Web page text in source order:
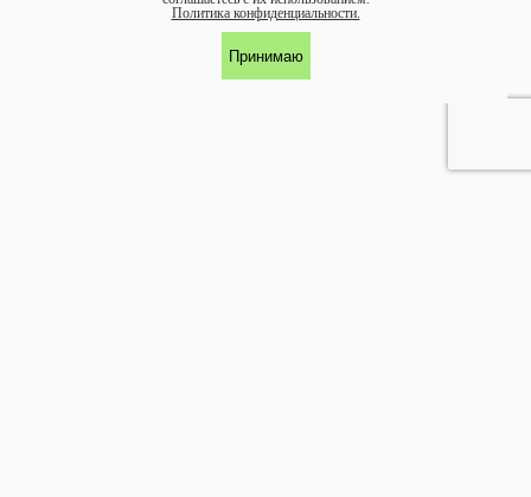
Политика конфиденциальности.
Принимаю